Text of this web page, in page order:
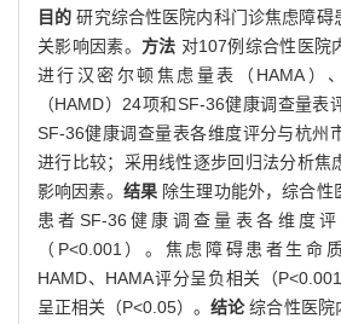
目的研究综合性医院内科门诊焦虑障碍
关影响因素。 方法 对107例综合性医院
进行汉密尔顿焦虑量表（HAMA）
（HAMD）24项和SF-36健康调查量表
SF-36健康调查量表各维度评分与杭州
进行比较；采用线性逐步回归法分析焦
影响因素。 结果 除生理功能外，综合
患者SF-36健康调查量表各维度
（P<0.001）。焦虑障碍患者生命
HAMD、HAMA评分呈负相关（
呈正相关（P<0.05）。结论综合性医院